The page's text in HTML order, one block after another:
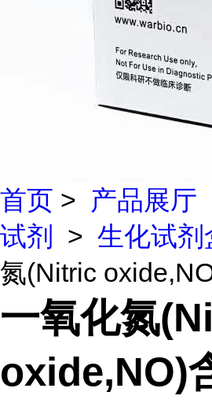
首页 > 产品展厅
试剂 > 生化试剂
氮(Nitric
一氧化氮
oxide,NO)